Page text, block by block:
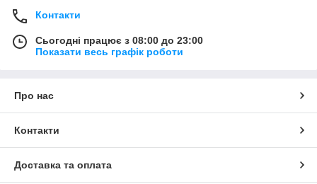
Контакти
Сьогодні працює з 08:00 до 23:00
Показати весь графік роботи
Про нас
Контакти
Доставка та оплата